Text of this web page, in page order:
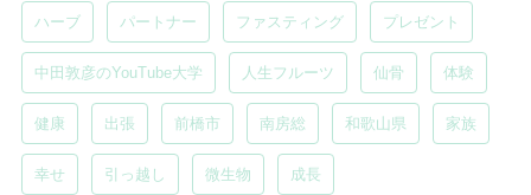
ハーブ パートナー ファスティング プレゼント
中田敦彦のYouTube大学 人生フルーツ 仙骨 体験
健康 出張 前橋市 南房総 和歌山県 家族
幸せ 引っ越し 微生物 成長